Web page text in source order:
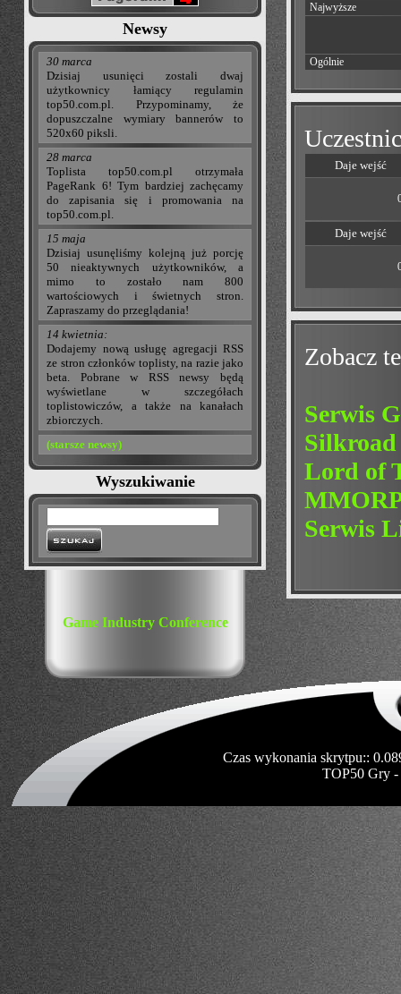
Newsy
30 marca
Dzisiaj usunięci zostali dwaj
użytkownicy łamiący regulamin
top50.com.pl. Przypominamy, że
dopuszczalne wymiary bannerów to
520x60 piksli.
28 marca
Toplista top50.com.pl otrzymała
PageRank 6! Tym bardziej zachęcamy
do zapisania się i promowania na
top50.com.pl.
15 maja
Dzisiaj usunęliśmy kolejną już porcję
50 nieaktywnych użytkowników, a
mimo to zostało nam 800
wartościowych i świetnych stron.
Zapraszamy do przeglądania!
14 kwietnia:
Dodajemy nową usługę agregacji RSS
ze stron członków toplisty, na razie jako
beta. Pobrane w RSS newsy będą
wyświetlane w szczegółach
toplistowiczów, a także na kanałach
zbiorczych.
(starsze newsy)
Wyszukiwanie
Game Industry Conference
Najwyższe
Ogólnie
Daje wejść
Daje wejść
Zobacz
Serwis
Lord of
Serwis
Czas wykonania skrytpu::
TOP50 Gry